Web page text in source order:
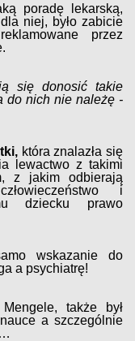
poradę lekarską,
niej, było zabicie
przez
się donosić takie
do nich nie należę -
która znalazła się
lewactwo z takimi
z jakim odbierają
i
dziecku prawo
wskazanie do
a psychiatrę!
także był
a szczególnie